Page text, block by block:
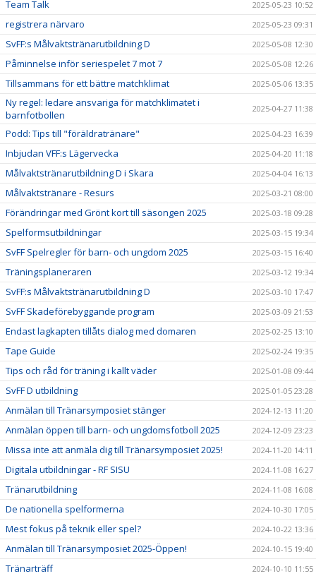
Team Talk 2025-05-23 10:52
registrera närvaro 2025-05-23 09:31
SvFF:s Målvaktstränarutbildning D 2025-05-08 12:30
Påminnelse inför seriespelet 7 mot 7 2025-05-08 12:26
Tillsammans för ett bättre matchklimat 2025-05-06 13:35
Ny regel: ledare ansvariga för matchklimatet i
barnfotbollen
2025-04-27 11:38
Podd: Tips till "föräldratränare" 2025-04-23 16:39
Inbjudan VFF:s Lägervecka 2025-04-20 11:18
Målvaktstränarutbildning D i Skara 2025-04-04 16:13
Målvaktstränare - Resurs 2025-03-21 08:00
Förändringar med Grönt kort till säsongen 2025 2025-03-18 09:28
Spelformsutbildningar 2025-03-15 19:34
SvFF Spelregler för barn- och ungdom 2025 2025-03-15 16:40
Träningsplaneraren 2025-03-12 19:34
SvFF:s Målvaktstränarutbildning D 2025-03-10 17:47
SvFF Skadeförebyggande program 2025-03-09 21:53
Endast lagkapten tillåts dialog med domaren 2025-02-25 13:10
Tape Guide 2025-02-24 19:35
Tips och råd för träning i kallt väder 2025-01-08 09:44
SvFF D utbildning 2025-01-05 23:28
Anmälan till Tränarsymposiet stänger 2024-12-13 11:20
Anmälan öppen till barn- och ungdomsfotboll 2025 2024-12-09 23:23
Missa inte att anmäla dig till Tränarsymposiet 2025! 2024-11-20 14:11
Digitala utbildningar - RF SISU 2024-11-08 16:27
Tränarutbildning 2024-11-08 16:08
De nationella spelformerna 2024-10-30 17:05
Mest fokus på teknik eller spel? 2024-10-22 13:36
Anmälan till Tränarsymposiet 2025-Öppen! 2024-10-15 19:40
Tränarträff 2024-10-10 11:55